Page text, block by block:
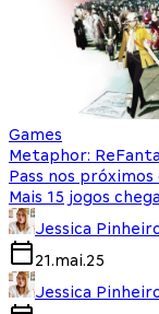
Games
Metaphor:
Pass nos próximos
Mais 15 jogos
Jessica
21.mai.25
Jessica